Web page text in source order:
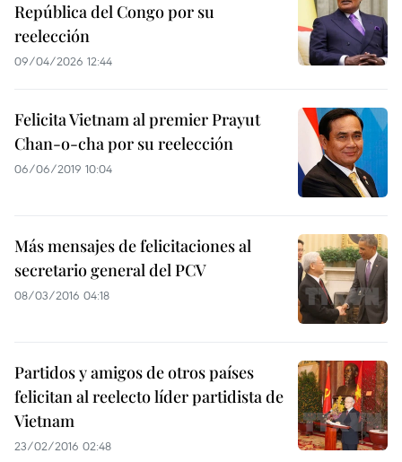
República del Congo por su
reelección
09/04/2026 12:44
Felicita Vietnam al premier Prayut
Chan-o-cha por su reelección
06/06/2019 10:04
Más mensajes de felicitaciones al
secretario general del PCV
08/03/2016 04:18
Partidos y amigos de otros países
felicitan al reelecto líder partidista de
Vietnam
23/02/2016 02:48